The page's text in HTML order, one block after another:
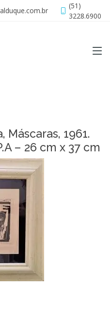
(51)
3228.6900
1961.
– 26 cm x 37 cm